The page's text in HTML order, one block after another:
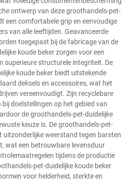
ontwerp van deze groothandels-pet-
een comfortabele grip en eenvoudige
van alle leeftijden. Geavanceerde
toegepast bij de fabricage van de
koude beker zorgen voor een
superieure structurele integriteit. De
koude beker biedt uitstekende
deksels en accessoires, wat het
vereenvoudigt. Zijn recyclebare
doelstellingen op het gebied van
de groothandels-pet-duidelijke
keuze is. De groothandels-pet-
uitzonderlijke weerstand tegen barsten
wat een betrouwbare levensduur
tijdens de productie
pet-duidelijke koude beker
voor helderheid, sterkte en